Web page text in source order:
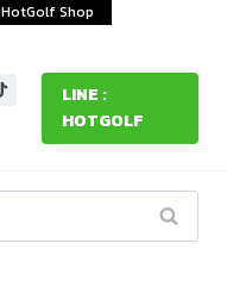
HotGolf Shop
LINE :
HOTGOLF